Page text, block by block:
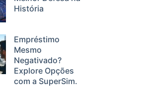
História
Empréstimo
Mesmo
Negativado?
Explore Opções
com a SuperSim.